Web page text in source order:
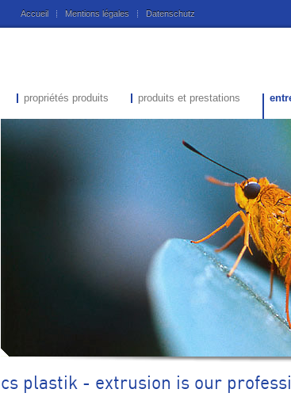
Accueil Mentions légales Datenschutz
propriétés produits produits et prestations
cs plastik - extrusion is our